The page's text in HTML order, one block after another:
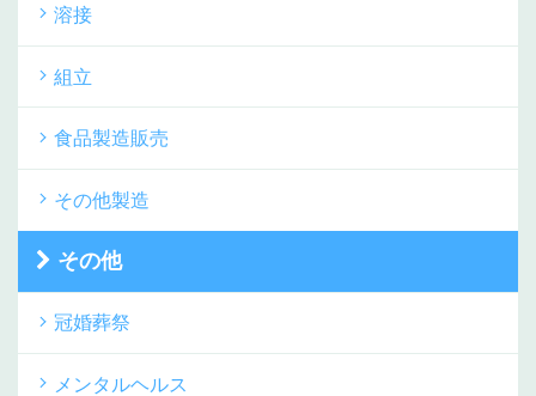
溶接
組立
食品製造販売
その他製造
その他
冠婚葬祭
メンタルヘルス